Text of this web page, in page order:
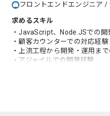
フロントエンドエンジニア
求めるスキル
・JavaScript、Node.JSでの開
・顧客カウンターでの対応経験
・上流工程から開発・運用ま
・アジャイルでの開発経験